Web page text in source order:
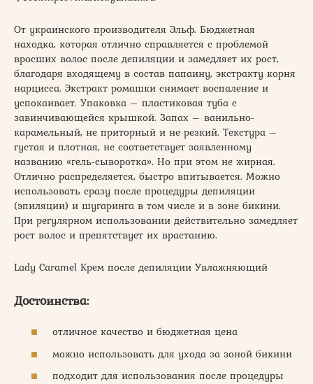
От украинского производителя Эльф. Бюджетная
находка, которая отлично справляется с проблемой
вросших волос после депиляции и замедляет их рост,
благодаря входящему в состав папаину, экстракту корня
нарцисса. Экстракт ромашки снимает воспаление и
успокаивает. Упаковка – пластиковая туба с
завинчивающейся крышкой. Запах – ванильно-
карамельный, не приторный и не резкий. Текстура –
густая и плотная, не соответствует заявленному
названию «гель-сыворотка». Но при этом не жирная.
Отлично распределяется, быстро впитывается. Можно
использовать сразу после процедуры депиляции
(эпиляции) и шугаринга в том числе и в зоне бикини.
При регулярном использовании действительно замедляет
рост волос и препятствует их врастанию.
Lady Caramel Крем после депиляции Увлажняющий
Достоинства:
отличное качество и бюджетная цена
можно использовать для ухода за зоной бикини
подходит для использования после процедуры